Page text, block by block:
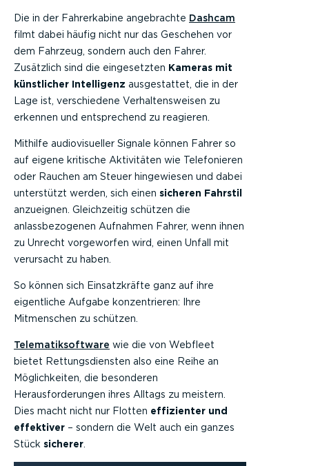
Die in der Fahrerkabine angebrachte Dashcam
filmt dabei häufig nicht nur das Geschehen vor
dem Fahrzeug, sondern auch den Fahrer.
Zusätzlich sind die eingesetzten Kameras mit
künstlicher Intelligenz ausgestattet, die in der
Lage ist, verschiedene Verhaltensweisen zu
erkennen und entsprechend zu reagieren.
Mithilfe audiovisueller Signale können Fahrer so
auf eigene kritische Aktivitäten wie Telefonieren
oder Rauchen am Steuer hingewiesen und dabei
unterstützt werden, sich einen sicheren Fahrstil
anzueignen. Gleichzeitig schützen die
anlassbezogenen Aufnahmen Fahrer, wenn ihnen
zu Unrecht vorgeworfen wird, einen Unfall mit
verursacht zu haben.
So können sich Einsatzkräfte ganz auf ihre
eigentliche Aufgabe konzentrieren: Ihre
Mitmenschen zu schützen.
Telematiksoftware wie die von Webfleet
bietet Rettungsdiensten also eine Reihe an
Möglichkeiten, die besonderen
Herausforderungen ihres Alltags zu meistern.
Dies macht nicht nur Flotten effizienter und
effektiver – sondern die Welt auch ein ganzes
Stück sicherer